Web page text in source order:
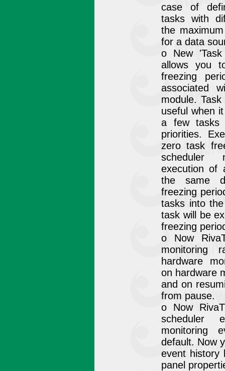
case of
tasks with
the
for a data
o New
allows you
freezing
associated
module.
useful when
a few tasks
priorities.
zero task
scheduler
execution of
the same
freezing
tasks into
task will be
freezing
o Now
monitoring
hardware
on hardware
and on
from pause.
o Now
scheduler
monitoring
default. Now
event history
panel